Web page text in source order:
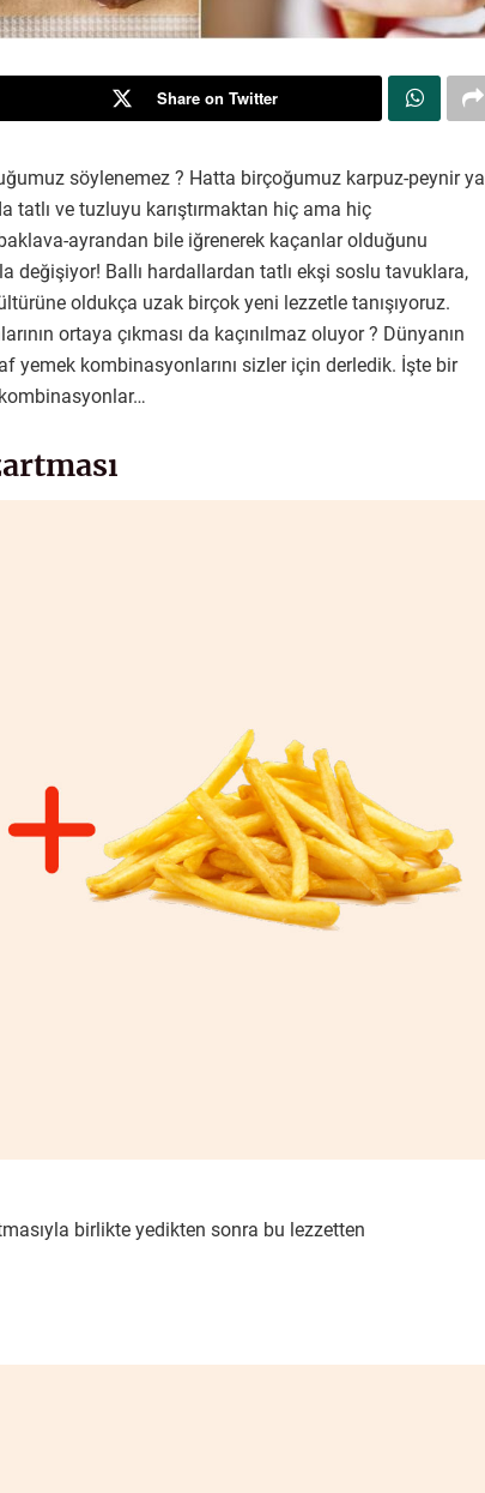
Share on Twitter
söylenemez ? Hatta birçoğumuz karpuz-peynir ya
tatlı ve tuzluyu karıştırmaktan hiç ama hiç
ayrandan bile iğrenerek kaçanlar olduğunu
değişiyor! Ballı hardallardan tatlı ekşi soslu tavuklara,
oldukça uzak birçok yeni lezzetle tanışıyoruz.
ortaya çıkması da kaçınılmaz oluyor ? Dünyanın
kombinasyonlarını sizler için derledik. İşte bir
birlikte yedikten sonra bu lezzetten